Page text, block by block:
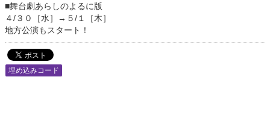
■舞台劇あらしのよるに版
４/３０［水］→５/１［木］
地方公演もスタート！
埋め込みコード